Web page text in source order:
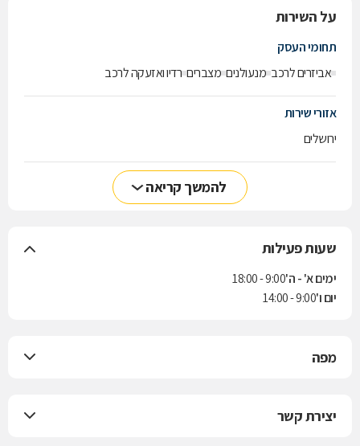
על השירות
תחומי העסק
אביזרים לרכב מנעולנים מצברים רדיו ואזעקה לרכב
אזורי שירות
ירושלים
להמשך קריאה
שעות פעילות
ימים א' - ה'9:00 - 18:00
יום ו'9:00 - 14:00
מפה
יצירת קשר